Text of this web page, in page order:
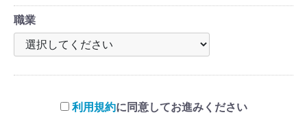
職業
利用規約に同意してお進みください